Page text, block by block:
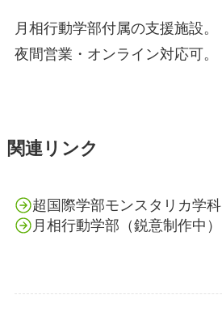
月相行動学部付属の支援施設。
夜間営業・オンライン対応可。
関連リンク
超国際学部モンスタリカ学科
月相行動学部（鋭意制作中）